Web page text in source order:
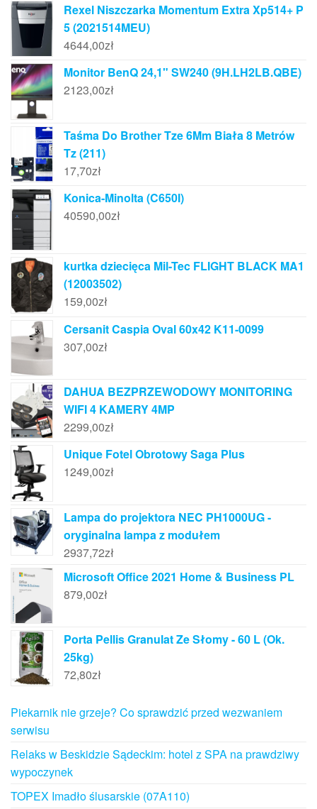
Rexel Niszczarka Momentum Extra Xp514+ P
5 (2021514MEU)
4644,00zł
Monitor BenQ 24,1" SW240 (9H.LH2LB.QBE)
2123,00zł
Taśma Do Brother Tze 6Mm Biała 8 Metrów
Tz (211)
17,70zł
Konica-Minolta (C650I)
40590,00zł
kurtka dziecięca Mil-Tec FLIGHT BLACK MA1
(12003502)
159,00zł
Cersanit Caspia Oval 60x42 K11-0099
307,00zł
DAHUA BEZPRZEWODOWY MONITORING
WIFI 4 KAMERY 4MP
2299,00zł
Unique Fotel Obrotowy Saga Plus
1249,00zł
Lampa do projektora NEC PH1000UG -
oryginalna lampa z modułem
2937,72zł
Microsoft Office 2021 Home & Business PL
879,00zł
Porta Pellis Granulat Ze Słomy - 60 L (Ok.
25kg)
72,80zł
Piekarnik nie grzeje? Co sprawdzić przed wezwaniem
serwisu
Relaks w Beskidzie Sądeckim: hotel z SPA na prawdziwy
wypoczynek
TOPEX Imadło ślusarskie (07A110)